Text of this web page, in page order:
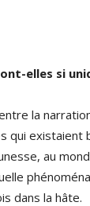
elles si
la
existaient
au
dans la hâte.